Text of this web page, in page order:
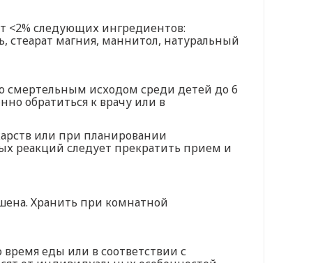
<2% следующих ингредиентов:
стеарат магния, маннитол, натуральный
смертельным исходом среди детей до 6
обратиться к врачу или в
или при планировании
реакций следует прекратить прием и
Хранить при комнатной
еды или в соответствии с